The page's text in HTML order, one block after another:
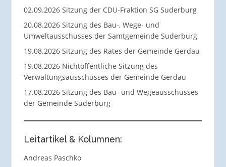
02.09.2026 Sitzung der CDU-Fraktion SG Suderburg
20.08.2026 Sitzung des Bau-, Wege- und
Umweltausschusses der Samtgemeinde Suderburg
19.08.2026 Sitzung des Rates der Gemeinde Gerdau
19.08.2026 Nichtöffentliche Sitzung des
Verwaltungsausschusses der Gemeinde Gerdau
17.08.2026 Sitzung des Bau- und Wegeausschusses
der Gemeinde Suderburg
Leitartikel & Kolumnen:
Andreas Paschko